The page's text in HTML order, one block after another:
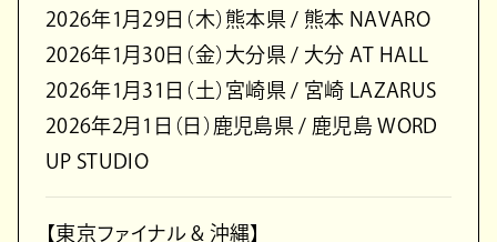
2026年1月29日（木）熊本県 / 熊本 NAVARO
2026年1月30日（金）大分県 / 大分 AT HALL
2026年1月31日（土）宮崎県 / 宮崎 LAZARUS
2026年2月1日（日）鹿児島県 / 鹿児島 WORD
UP STUDIO
【東京ファイナル & 沖縄】